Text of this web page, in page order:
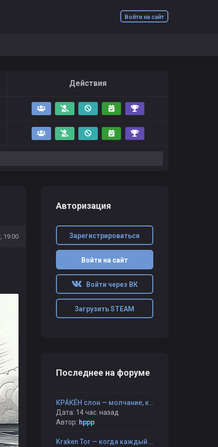
Войти на сайт
Действия
19:00
Авторизация
Зарегистрироваться
Войти на сайт
Войти через ВК
Загрузить STEAM
Последнее на форуме
КРÁКÉН слон — молчание, которое не пустое, а полное
Дата: 14 час. назад
Автор: hppp